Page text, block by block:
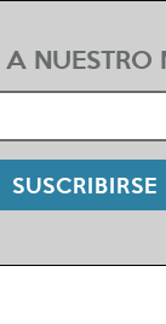
A NUESTRO
SUSCRIBIRSE